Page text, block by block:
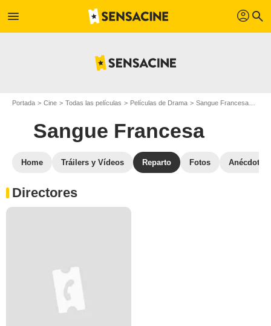
menu profil search
Portada Cine Todas las películas Películas de Drama Sangue Francesa
Sangue Francesa
Home Tráilers y Vídeos Reparto Fotos Anécdotas
Directores